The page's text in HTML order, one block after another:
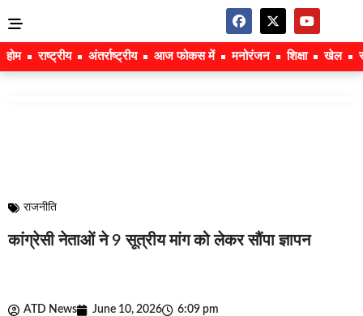
होम राष्ट्रीय अंतर्राष्ट्रीय आज फोकस में मनोरंजन शिक्षा खेल
राजनीति
कांग्रेसी नेताओं ने 9 सूत्रीय मांग को लेकर सौंपा ज्ञापन
ATD News June 10, 2026 6:09 pm